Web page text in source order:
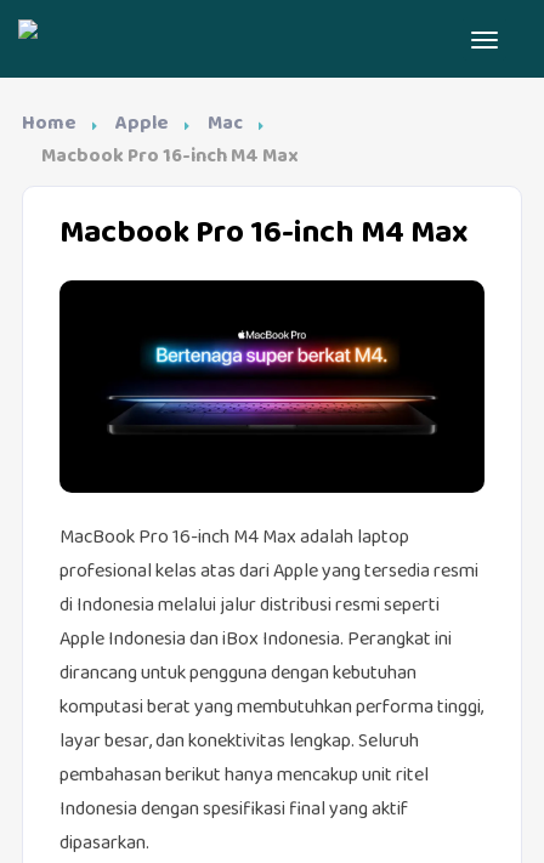
Home Apple
Mac
Macbook Pro 16-inch M4 Max
Macbook Pro 16-inch M4 Max
MacBook Pro 16-inch M4 Max adalah laptop
profesional kelas atas dari Apple yang tersedia resmi
di Indonesia melalui jalur distribusi resmi seperti
Apple Indonesia dan iBox Indonesia. Perangkat ini
dirancang untuk pengguna dengan kebutuhan
komputasi berat yang membutuhkan performa tinggi,
layar besar, dan konektivitas lengkap. Seluruh
pembahasan berikut hanya mencakup unit ritel
Indonesia dengan spesifikasi final yang aktif
dipasarkan.